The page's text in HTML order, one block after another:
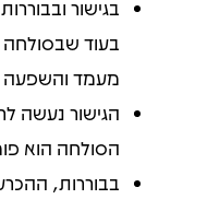
בגישור
בעוד
מעמד והשפעה
הגישור נעשה
הסולחה הוא
בבוררות,